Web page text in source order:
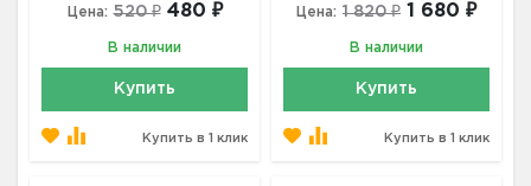
Цена: 520 ₽ 480 ₽
В наличии
Купить
Купить в 1 клик
Цена: 1 820 ₽ 1 680 ₽
В наличии
Купить
Купить в 1 клик